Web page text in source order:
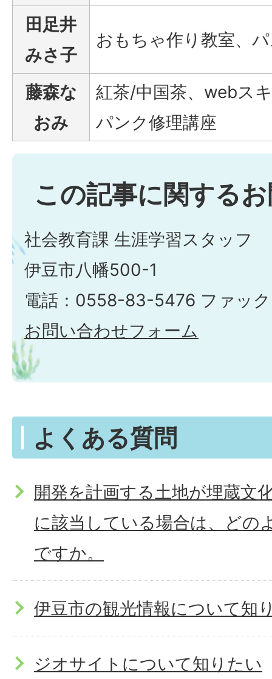
田足井
みさ子
おもちゃ作り教室、
藤森な
おみ
紅茶/中国茶、webス
パンク修理講座
この記事に関する
社会教育課 生涯学習スタッフ
伊豆市八幡500-1
電話：0558-83-5476 ファッ
お問い合わせフォーム
よくある質問
開発を計画する土地が埋蔵文
に該当している場合は、どの
ですか。
伊豆市の観光情報について知
ジオサイトについて知りたい